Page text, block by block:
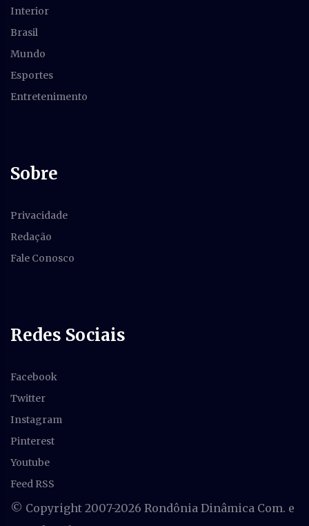
Interior
Brasil
Mundo
Esportes
Entretenimento
Sobre
Privacidade
Redação
Fale Conosco
Redes Sociais
Facebook
Twitter
Instagram
Pinterest
Youtube
Feed RSS
© Copyright 2007-2026 Rondônia Dinâmica Com. e